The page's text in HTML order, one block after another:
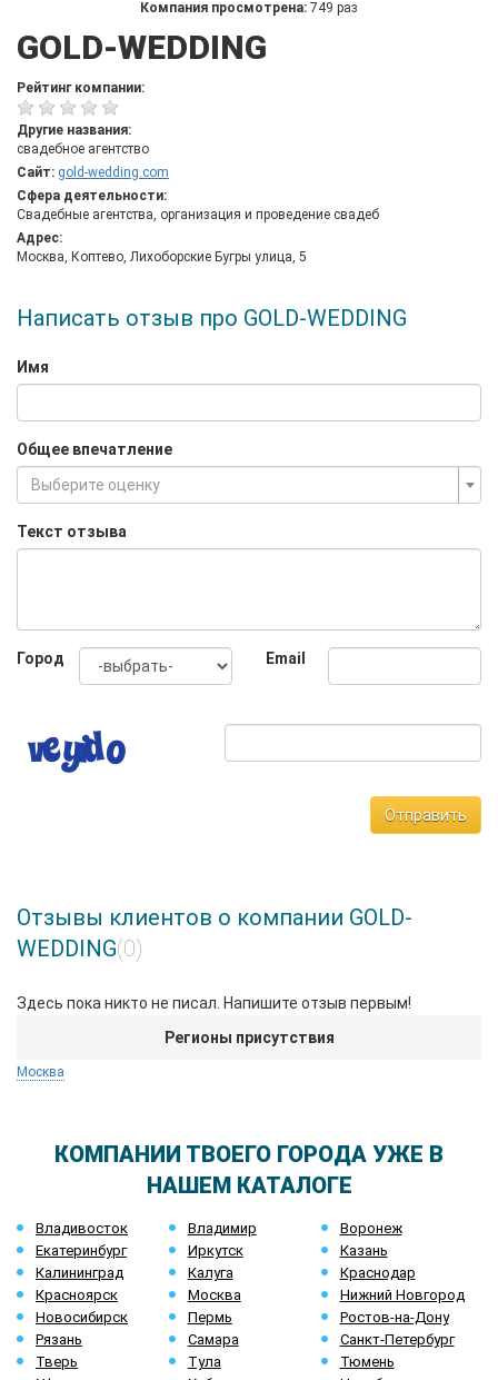
Компания просмотрена: 749 раз
GOLD-WEDDING
Рейтинг компании:
Другие названия:
свадебное агентство
Сайт: gold-wedding.com
Сфера деятельности:
Свадебные агентства, организация и проведение свадеб
Адрес:
Москва, Коптево, Лихоборские Бугры улица, 5
Написать отзыв про GOLD-WEDDING
Имя
Общее впечатление
Выберите оценку
Текст отзыва
Город Email
Отправить
Отзывы клиентов о компании GOLD-
WEDDING(0)
Здесь пока никто не писал. Напишите отзыв первым!
Регионы присутствия
Москва
КОМПАНИИ ТВОЕГО ГОРОДА УЖЕ В
НАШЕМ КАТАЛОГЕ
Владивосток Владимир
Воронеж
Екатеринбург
Иркутск
Казань
Калининград
Калуга
Краснодар
Красноярск
Москва
Нижний Новгород
Новосибирск
Пермь
Ростов-на-Дону
Рязань
Самара
Санкт-Петербург
Тверь
Тула
Тюмень